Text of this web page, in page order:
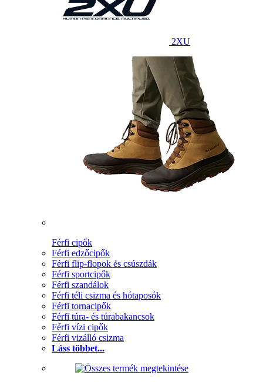
2XU
Férfi cipők
Férfi edzőcipők
Férfi flip-flopok és csúszdák
Férfi sportcipők
Férfi szandálok
Férfi téli csizma és hótaposók
Férfi tornacipők
Férfi túra- és túrabakancsok
Férfi vízi cipők
Férfi vizálló csizma
Láss többet...